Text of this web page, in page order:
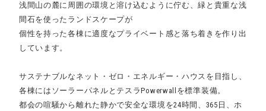
浅間山の麓に周囲の環境と溶け込むように佇む、緑と貴重な浅
間石を使ったランドスケープが
個性を持った各棟に適度なプライベート感と落ち着きを作り出
しています。
サステナブルなネット・ゼロ・エネルギー・ハウスを目指し、
各棟にはソーラーパネルとテスラPowerwallを標準装備。
都会の喧騒から離れた静かで安全な環境を24時間、365日、ホ